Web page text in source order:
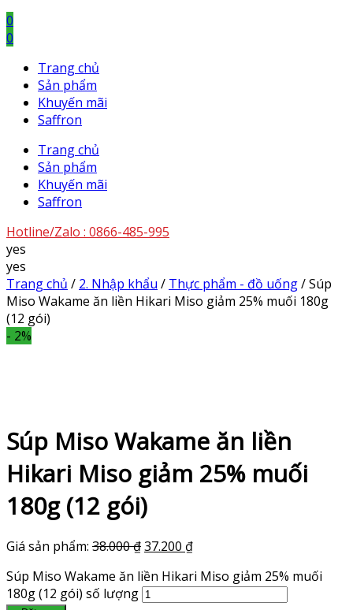
0
0
Trang chủ
Sản phẩm
Khuyến mãi
Saffron
Trang chủ
Sản phẩm
Khuyến mãi
Saffron
Hotline/Zalo : 0866-485-995
yes
yes
Trang chủ / 2. Nhập khẩu / Thực phẩm - đồ uống/ Súp
Miso Wakame ăn liền Hikari Miso giảm 25% muối 180g
(12 gói)
- 2%
Súp Miso Wakame ăn liền
Hikari Miso giảm 25% muối
180g (12 gói)
Giá sản phẩm: 38.000₫37.200 ₫
Súp Miso Wakame ăn liền Hikari Miso giảm 25% muối
180g (12 gói) số lượng